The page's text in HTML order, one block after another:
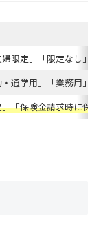
婦限定」「限定なし」
・通学用」「業務用」
「保険金請求時に保